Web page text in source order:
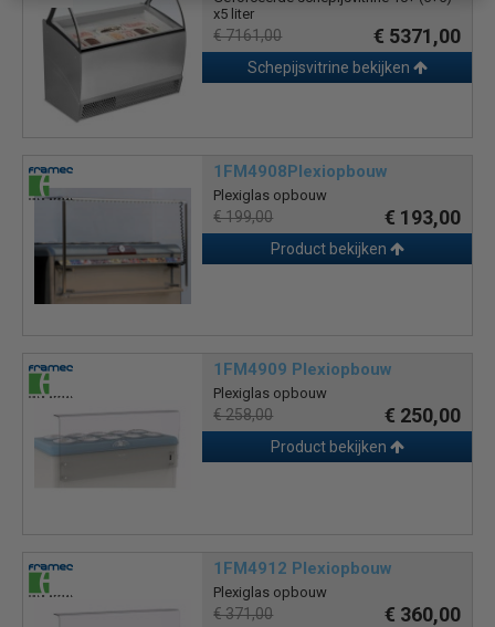
x5 liter
€ 7161,00 € 5371,00
Schepijsvitrine bekijken
1FM4908Plexiopbouw
Plexiglas opbouw
€ 199,00 € 193,00
Product bekijken
1FM4909 Plexiopbouw
Plexiglas opbouw
€ 258,00 € 250,00
Product bekijken
1FM4912 Plexiopbouw
Plexiglas opbouw
€ 371,00 € 360,00